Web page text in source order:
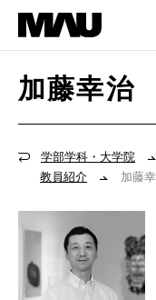
学部学科・大学院
教員紹介
加藤
加藤幸治